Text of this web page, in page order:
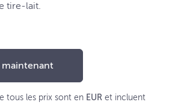
tire-lait.
tous les prix sont en EUR et incluent